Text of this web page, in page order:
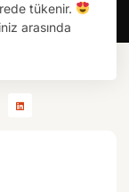
tükenir.
arasında